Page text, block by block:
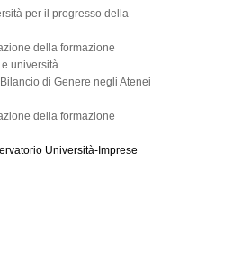
per il progresso della
della formazione
università
di Genere negli Atenei
della formazione
Università-Imprese